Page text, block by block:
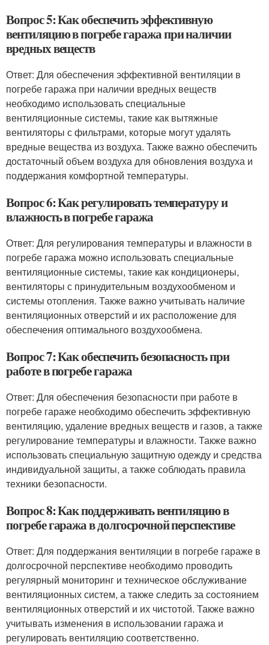
Вопрос 5: Как обеспечить эффективную
вентиляцию в погребе гаража при наличии
вредных веществ
Ответ: Для обеспечения эффективной вентиляции в
погребе гаража при наличии вредных веществ
необходимо использовать специальные
вентиляционные системы, такие как вытяжные
вентиляторы с фильтрами, которые могут удалять
вредные вещества из воздуха. Также важно обеспечить
достаточный объем воздуха для обновления воздуха и
поддержания комфортной температуры.
Вопрос 6: Как регулировать температуру и
влажность в погребе гаража
Ответ: Для регулирования температуры и влажности в
погребе гаража можно использовать специальные
вентиляционные системы, такие как кондиционеры,
вентиляторы с принудительным воздухообменом и
системы отопления. Также важно учитывать наличие
вентиляционных отверстий и их расположение для
обеспечения оптимального воздухообмена.
Вопрос 7: Как обеспечить безопасность при
работе в погребе гаража
Ответ: Для обеспечения безопасности при работе в
погребе гараже необходимо обеспечить эффективную
вентиляцию, удаление вредных веществ и газов, а также
регулирование температуры и влажности. Также важно
использовать специальную защитную одежду и средства
индивидуальной защиты, а также соблюдать правила
техники безопасности.
Вопрос 8: Как поддерживать вентиляцию в
погребе гаража в долгосрочной перспективе
Ответ: Для поддержания вентиляции в погребе гараже в
долгосрочной перспективе необходимо проводить
регулярный мониторинг и техническое обслуживание
вентиляционных систем, а также следить за состоянием
вентиляционных отверстий и их чистотой. Также важно
учитывать изменения в использовании гаража и
регулировать вентиляцию соответственно.